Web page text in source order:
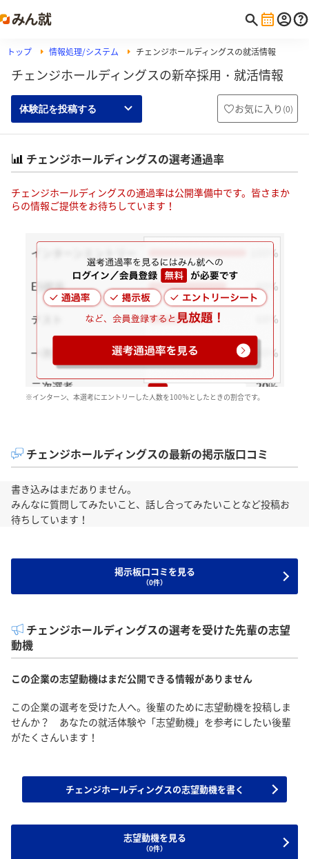
トップ 情報処理/システム チェンジホールディングスの就活情報
チェンジホールディングスの新卒採用・就活情報
体験記を投稿する お気に入り (0)
チェンジホールディングスの選考通過率
チェンジホールディングスの通過率は公開準備中です。皆さまか
らの情報ご提供をお待ちしています！
※インターン、本選考にエントリーした人数を100％としたときの割合です。
チェンジホールディングスの最新の掲示版口コミ
書き込みはまだありません。
みんなに質問してみたいこと、話し合ってみたいことなど投稿お
待ちしています！
掲示板口コミを見る
（0件）
チェンジホールディングスの選考を受けた先輩の志望
動機
この企業の志望動機はまだ公開できる情報がありません
この企業の選考を受けた人へ。後輩のために志望動機を投稿しま
せんか？ あなたの就活体験や「志望動機」を参考にしたい後輩
がたくさんいます！
チェンジホールディングスの志望動機を書く
志望動機を見る
（0件）